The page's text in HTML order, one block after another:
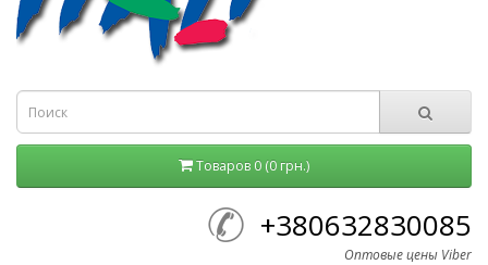
Товаров 0 (0 грн.)
+380632830085
Оптовые цены Viber